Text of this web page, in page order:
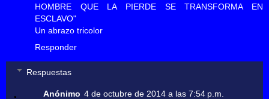
HOMBRE QUE LA PIERDE SE TRANSFORMA EN
ESCLAVO"
Un abrazo tricolor
Responder
Respuestas
Anónimo 4 de octubre de 2014 a las 7:54 p.m.